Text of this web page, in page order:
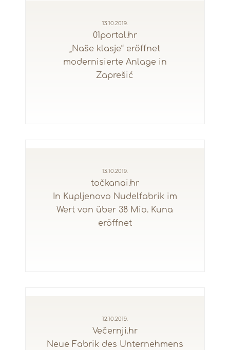
13.10.2019.
01portal.hr
„Naše klasje“ eröffnet
modernisierte Anlage in
Zaprešić
13.10.2019.
točkanai.hr
In Kupljenovo Nudelfabrik im
Wert von über 38 Mio. Kuna
eröffnet
12.10.2019.
Večernji.hr
Neue Fabrik des Unternehmens